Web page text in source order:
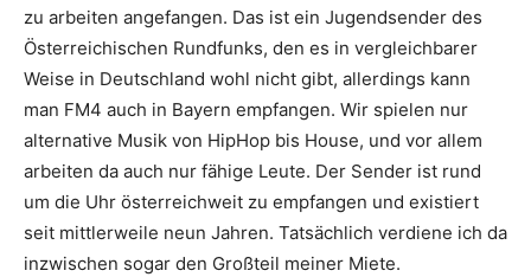
zu arbeiten angefangen. Das ist ein Jugendsender des
Österreichischen Rundfunks, den es in vergleichbarer
Weise in Deutschland wohl nicht gibt, allerdings kann
man FM4 auch in Bayern empfangen. Wir spielen nur
alternative Musik von HipHop bis House, und vor allem
arbeiten da auch nur fähige Leute. Der Sender ist rund
um die Uhr österreichweit zu empfangen und existiert
seit mittlerweile neun Jahren. Tatsächlich verdiene ich da
inzwischen sogar den Großteil meiner Miete.